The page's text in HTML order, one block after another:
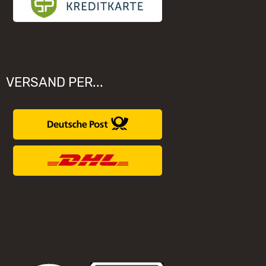
VERSAND PER...